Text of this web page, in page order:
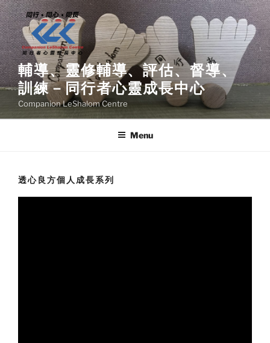
Skip
to
content
輔導、靈修輔導、評估、督導、
訓練－同行者心靈成長中心
Companion LeShalom Centre
Menu
透心良方個人成長系列